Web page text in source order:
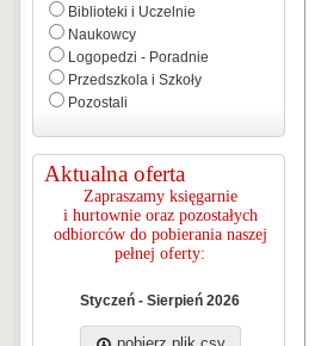
Biblioteki i Uczelnie
Naukowcy
Logopedzi - Poradnie
Przedszkola i Szkoły
Pozostali
Aktualna oferta
Zapraszamy księgarnie
i hurtownie oraz pozostałych
odbiorców do pobierania naszej
pełnej oferty:
Styczeń - Sierpień 2026